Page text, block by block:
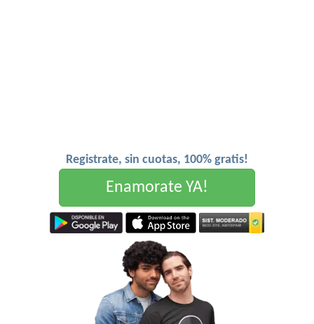
Registrate, sin cuotas, 100% gratis!
Enamorate YA!